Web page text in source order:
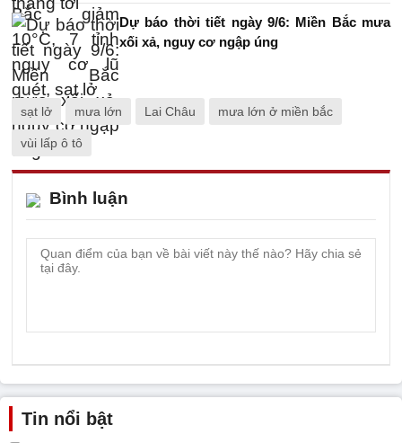
Dự báo thời tiết ngày 9/6: Miền Bắc mưa
xối xả, nguy cơ ngập úng
sạt lở mưa lớn Lai Châu mưa lớn ở miền bắc
vùi lấp ô tô
Bình luận
Tin nổi bật